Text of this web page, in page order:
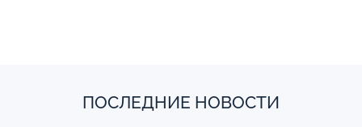
ПОСЛЕДНИЕ НОВОСТИ